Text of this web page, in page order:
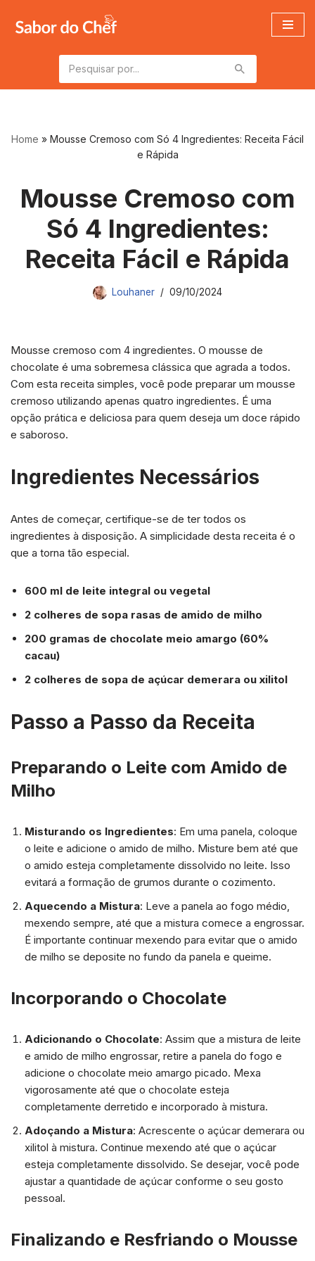
Pular
conteúdo
Home » Mousse Cremoso com Só 4 Ingredientes: Receita Fácil
e Rápida
Mousse Cremoso com
Só 4 Ingredientes:
Receita Fácil e Rápida
Louhaner 09/10/2024
Mousse cremoso com 4 ingredientes. O mousse de
chocolate é uma sobremesa clássica que agrada a todos.
Com esta receita simples, você pode preparar um mousse
cremoso utilizando apenas quatro ingredientes. É uma
opção prática e deliciosa para quem deseja um doce rápido
e saboroso.
Ingredientes Necessários
Antes de começar, certifique-se de ter todos os
ingredientes à disposição. A simplicidade desta receita é o
que a torna tão especial.
600 ml de leite integral ou vegetal
2 colheres de sopa rasas de amido de milho
200 gramas de chocolate meio amargo (60%
cacau)
2 colheres de sopa de açúcar demerara ou xilitol
Passo a Passo da Receita
Preparando o Leite com Amido de
Milho
Misturando os Ingredientes: Em uma panela, coloque
o leite e adicione o amido de milho. Misture bem até que
o amido esteja completamente dissolvido no leite. Isso
evitará a formação de grumos durante o cozimento.
Aquecendo a Mistura: Leve a panela ao fogo médio,
mexendo sempre, até que a mistura comece a engrossar.
É importante continuar mexendo para evitar que o amido
de milho se deposite no fundo da panela e queime.
Incorporando o Chocolate
Adicionando o Chocolate: Assim que a mistura de leite
e amido de milho engrossar, retire a panela do fogo e
adicione o chocolate meio amargo picado. Mexa
vigorosamente até que o chocolate esteja
completamente derretido e incorporado à mistura.
Adoçando a Mistura: Acrescente o açúcar demerara ou
xilitol à mistura. Continue mexendo até que o açúcar
esteja completamente dissolvido. Se desejar, você pode
ajustar a quantidade de açúcar conforme o seu gosto
pessoal.
Finalizando e Resfriando o Mousse